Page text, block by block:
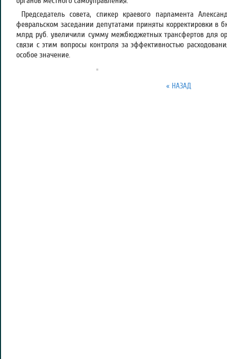
Председатель совета, спикер краевого парламента
февральском заседании депутатами приняты корректировки в
млрд руб. увеличили сумму межбюджетных трансфертов для
связи с этим вопросы контроля за эффективностью
особое значение.
« НАЗАД